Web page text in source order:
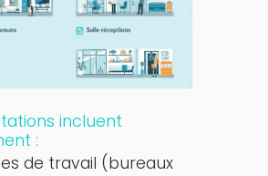
incluent
:
de travail (bureaux